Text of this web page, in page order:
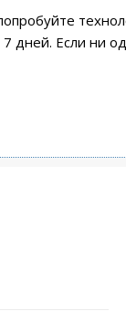
дней. Если ни